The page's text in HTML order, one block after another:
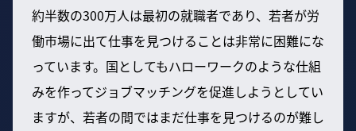
約半数の300万人は最初の就職者であり、若者が労
働市場に出て仕事を見つけることは非常に困難にな
っています。国としてもハローワークのような仕組
みを作ってジョブマッチングを促進しようとしてい
ますが、若者の間ではまだ仕事を見つけるのが難し